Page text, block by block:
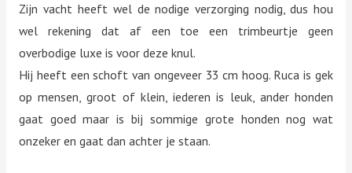
Zijn vacht heeft wel de nodige verzorging nodig, dus hou
wel rekening dat af een toe een trimbeurtje geen
overbodige luxe is voor deze knul.
Hij heeft een schoft van ongeveer 33 cm hoog. Ruca is gek
op mensen, groot of klein, iederen is leuk, ander honden
gaat goed maar is bij sommige grote honden nog wat
onzeker en gaat dan achter je staan.